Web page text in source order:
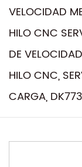
VELOCIDAD
HILO CNC
DE
HILO CNC,
CARGA,